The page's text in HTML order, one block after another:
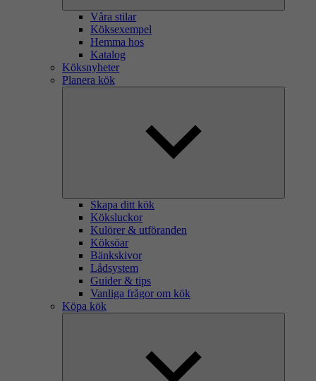
Våra stilar
Köksexempel
Hemma hos
Katalog
Köksnyheter
Planera kök
Skapa ditt kök
Köksluckor
Kulörer & utföranden
Köksöar
Bänkskivor
Lådsystem
Guider & tips
Vanliga frågor om kök
Köpa kök